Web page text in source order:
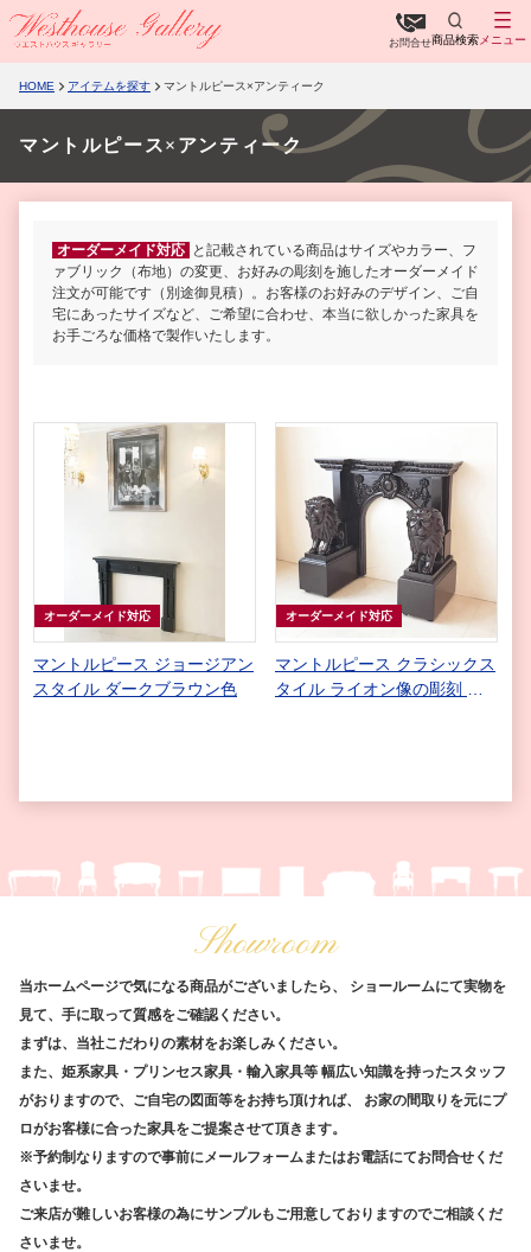
お問合せ商品検索 メニュー
HOME アイテムを探す マントルピース×アンティーク
マントルピース×アンティーク
オーダーメイド対応 と記載されている商品はサイズやカラー、フ
ァブリック（布地）の変更、お好みの彫刻を施したオーダーメイド
注文が可能です（別途御見積）。お客様のお好みのデザイン、ご自
宅にあったサイズなど、ご希望に合わせ、本当に欲しかった家具を
お手ごろな価格で製作いたします。
オーダーメイド対応
マントルピース ジョージアン
スタイル ダークブラウン色
オーダーメイド対応
マントルピース クラシックス
タイル ライオン像の彫刻 ダ
Showroom
当ホームページで気になる商品がございましたら、
ショールームにて実物を
見て、手に取って質感をご確認ください。
まずは、当社こだわりの素材をお楽しみください。
また、姫系家具・プリンセス家具・輸入家具等 幅広い知識を持ったスタッフ
がおりますので、ご自宅の図面等をお持ち頂ければ、
お家の間取りを元にプ
ロがお客様に合った家具をご提案させて頂きます。
※予約制なりますので事前にメールフォームまたはお電話にてお問合せくだ
さいませ。
ご来店が難しいお客様の為にサンプルもご用意しておりますのでご相談くだ
さいませ。